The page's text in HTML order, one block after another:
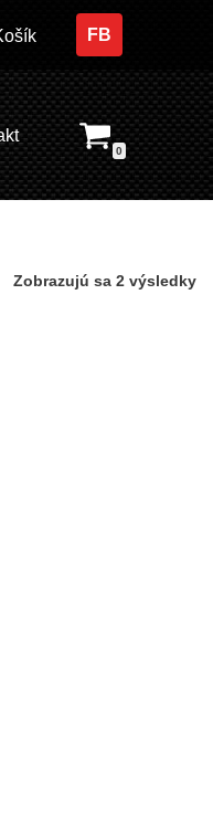
FB
0
Zobrazujú sa 2 výsledky